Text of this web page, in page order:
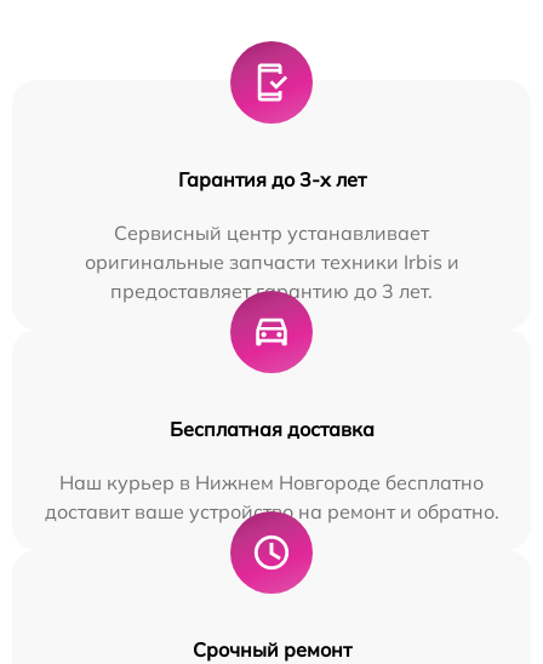
Гарантия до 3-х лет
Сервисный центр устанавливает
оригинальные запчасти техники Irbis и
предоставляет гарантию до 3 лет.
Бесплатная доставка
Наш курьер в Нижнем Новгороде бесплатно
доставит ваше устройство на ремонт и обратно.
Срочный ремонт